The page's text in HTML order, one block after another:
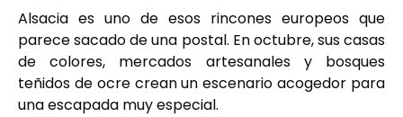
Alsacia es uno de esos rincones europeos que
parece sacado de una postal. En octubre, sus casas
de colores, mercados artesanales y bosques
teñidos de ocre crean un escenario acogedor para
una escapada muy especial.